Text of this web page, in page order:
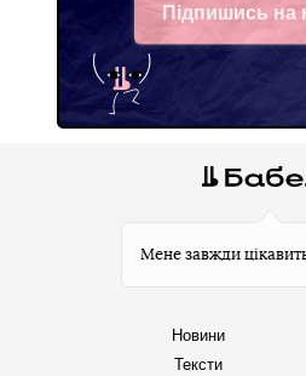
Підпишись на
Facebook
Мене завжди
Новини
Тексти